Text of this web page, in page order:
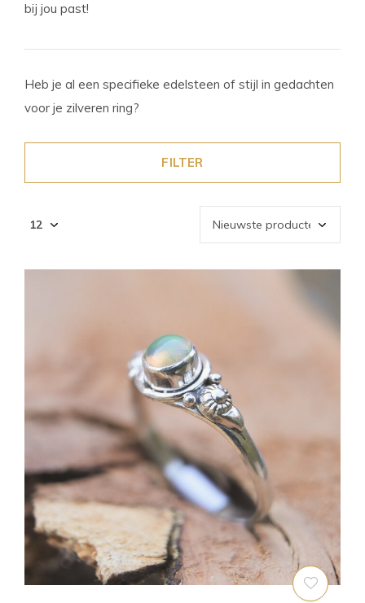
bij jou past!
Heb je al een specifieke edelsteen of stijl in gedachten
voor je zilveren ring?
FILTER